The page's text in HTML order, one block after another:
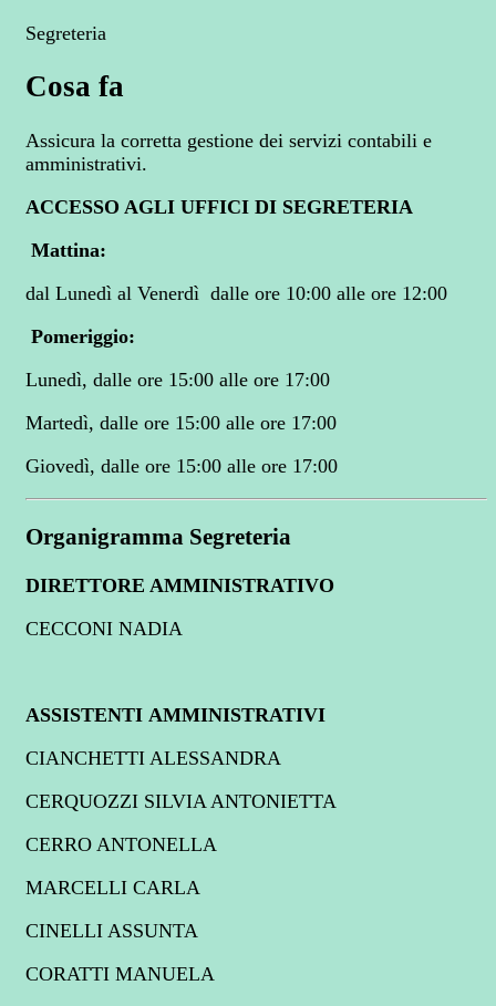
Segreteria
Cosa fa
Assicura la corretta gestione dei servizi contabili e
amministrativi.
ACCESSO AGLI UFFICI DI SEGRETERIA
Mattina:
dal Lunedì al Venerdì dalle ore 10:00 alle ore 12:00
Pomeriggio:
Lunedì, dalle ore 15:00 alle ore 17:00
Martedì, dalle ore 15:00 alle ore 17:00
Giovedì, dalle ore 15:00 alle ore 17:00
Organigramma Segreteria
DIRETTORE AMMINISTRATIVO
CECCONI NADIA
ASSISTENTI AMMINISTRATIVI
CIANCHETTI ALESSANDRA
CERQUOZZI SILVIA ANTONIETTA
CERRO ANTONELLA
MARCELLI CARLA
CINELLI ASSUNTA
CORATTI MANUELA